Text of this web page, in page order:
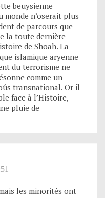
beuysienne
monde n’oserait plus
de parcours que
la toute dernière
de Shoah. La
islamique aryenne
du terrorisme ne
comme un
transnational. Or il
face à l’Histoire,
pluie de
les minorités ont